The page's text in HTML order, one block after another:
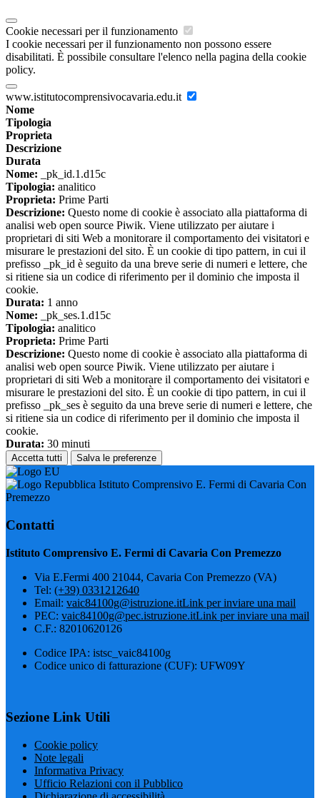
Cookie necessari per il funzionamento
I cookie necessari per il funzionamento non possono essere
disabilitati. È possibile consultare l'elenco nella pagina della cookie
policy.
www.istitutocomprensivocavaria.edu.it
Nome
Tipologia
Proprieta
Descrizione
Durata
Nome: _pk_id.1.d15c
Tipologia: analitico
Proprieta: Prime Parti
Descrizione: Questo nome di cookie è associato alla piattaforma di
analisi web open source Piwik. Viene utilizzato per aiutare i
proprietari di siti Web a monitorare il comportamento dei visitatori e
misurare le prestazioni del sito. È un cookie di tipo pattern, in cui il
prefisso _pk_id è seguito da una breve serie di numeri e lettere, che
si ritiene sia un codice di riferimento per il dominio che imposta il
cookie.
Durata: 1 anno
Nome: _pk_ses.1.d15c
Tipologia: analitico
Proprieta: Prime Parti
Descrizione: Questo nome di cookie è associato alla piattaforma di
analisi web open source Piwik. Viene utilizzato per aiutare i
proprietari di siti Web a monitorare il comportamento dei visitatori e
misurare le prestazioni del sito. È un cookie di tipo pattern, in cui il
prefisso _pk_ses è seguito da una breve serie di numeri e lettere, che
si ritiene sia un codice di riferimento per il dominio che imposta il
cookie.
Durata: 30 minuti
Accetta tutti Salva le preferenze
Istituto Comprensivo E. Fermi di Cavaria Con
Premezzo
Contatti
Istituto Comprensivo E. Fermi di Cavaria Con Premezzo
Via E.Fermi 400 21044, Cavaria Con Premezzo (VA)
Tel: (+39) 0331212640
Email: vaic84100g@istruzione.itLink per inviare una mail
PEC: vaic84100g@pec.istruzione.itLink per inviare una mail
C.F.: 82010620126
Codice IPA: istsc_vaic84100g
Codice unico di fatturazione (CUF): UFW09Y
Sezione Link Utili
Cookie policy
Note legali
Informativa Privacy
Ufficio Relazioni con il Pubblico